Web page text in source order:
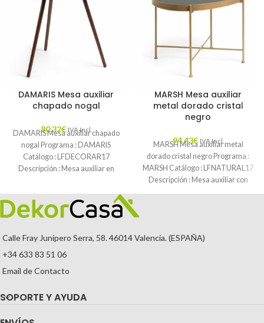
DAMARIS Mesa auxiliar
chapado nogal
80,32€ IVA Incl.
DAMARIS Mesa auxiliar chapado
nogal Programa : DAMARIS
Catálogo : LFDECORAR17
Descripción : Mesa auxiliar en
MARSH Mesa auxiliar
metal dorado cristal
negro
94,43€ IVA Incl.
MARSH Mesa auxiliar metal
dorado cristal negro Programa :
MARSH Catálogo : LFNATURAL17
Descripción : Mesa auxiliar con
sobre de
Calle Fray Junípero Serra, 58. 46014 Valencia. (ESPAÑA)
+34 633 83 51 06
Email de Contacto
SOPORTE Y AYUDA